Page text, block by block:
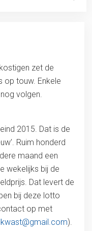
zet de
op touw. Enkele
volgen.
2015. Dat is de
Ruim honderd
maand een
wekelijks bij de
Dat levert de
bij deze lotto
op met
).